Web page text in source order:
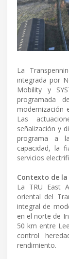
La
integrada por
Mobility y
programada
modernización
Las
señalización y
programa a
capacidad, la
servicios
Contexto de
La TRU East
oriental del
integral de
en el norte de
50 km entre
control
rendimiento.